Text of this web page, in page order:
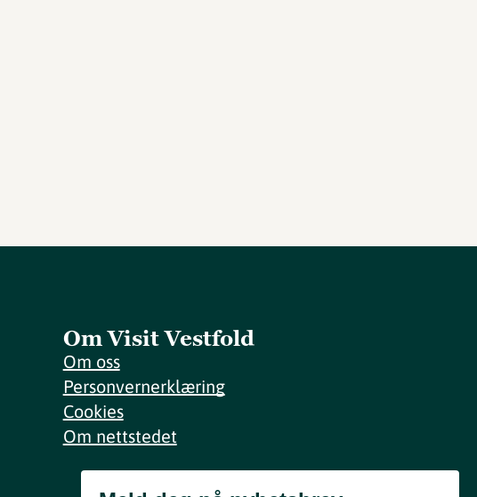
Om Visit Vestfold
Om oss
Personvernerklæring
Cookies
Om nettstedet
Meld deg på nyhetsbrev